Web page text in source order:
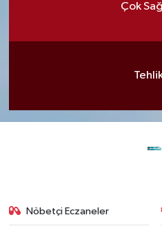
Çok
Nöbetçi Eczaneler